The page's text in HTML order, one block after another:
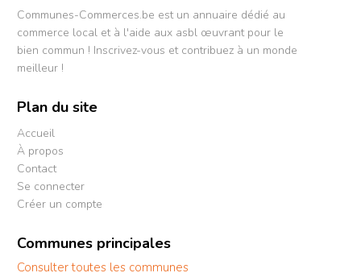
Communes-Commerces.be est un annuaire dédié au
commerce local et à l'aide aux asbl œuvrant pour le
bien commun ! Inscrivez-vous et contribuez à un monde
meilleur !
Plan du site
Accueil
À propos
Contact
Se connecter
Créer un compte
Communes principales
Consulter toutes les communes